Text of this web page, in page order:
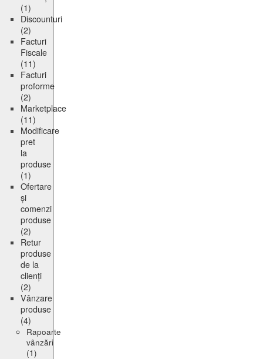
(1)
Discounturi
(2)
Facturi
Fiscale
(11)
Facturi
proforme
(2)
Marketplace
(11)
Modificare
pret
la
produse
(1)
Ofertare
și
comenzi
produse
(2)
Retur
produse
de la
clienți
(2)
Vânzare
produse
(4)
Rapoarte
vânzări
(1)